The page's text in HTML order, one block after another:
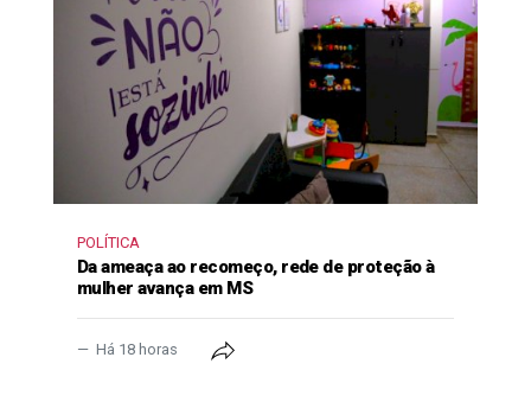
POLÍTICA
Da ameaça ao recomeço, rede de proteção à
mulher avança em MS
Há 18 horas